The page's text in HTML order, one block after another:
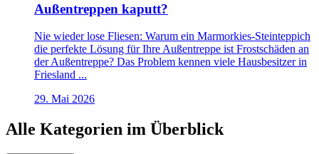
Außentreppen kaputt?
Nie wieder lose Fliesen: Warum ein Marmorkies-Steinteppich
die perfekte Lösung für Ihre Außentreppe ist Frostschäden an
der Außentreppe? Das Problem kennen viele Hausbesitzer in
Friesland ...
29. Mai 2026
Alle Kategorien im Überblick